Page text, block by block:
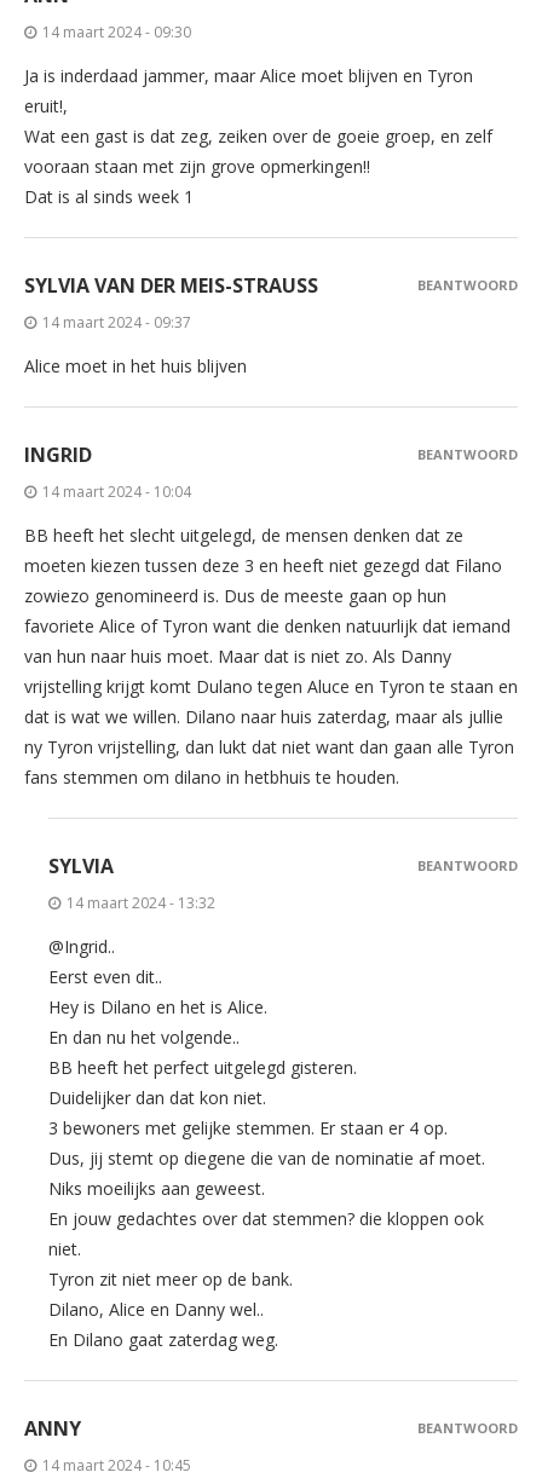
14 maart 2024 - 09:30
Ja is inderdaad jammer, maar Alice moet blijven en Tyron
eruit!,
Wat een gast is dat zeg, zeiken over de goeie groep, en zelf
vooraan staan met zijn grove opmerkingen!!
Dat is al sinds week 1
SYLVIA VAN DER MEIS-STRAUSS
14 maart 2024 - 09:37
Alice moet in het huis blijven
BEANTWOORD
INGRID
14 maart 2024 - 10:04
BB heeft het slecht uitgelegd, de mensen denken dat ze
moeten kiezen tussen deze 3 en heeft niet gezegd dat Filano
zowiezo genomineerd is. Dus de meeste gaan op hun
favoriete Alice of Tyron want die denken natuurlijk dat iemand
van hun naar huis moet. Maar dat is niet zo. Als Danny
vrijstelling krijgt komt Dulano tegen Aluce en Tyron te staan en
dat is wat we willen. Dilano naar huis zaterdag, maar als jullie
ny Tyron vrijstelling, dan lukt dat niet want dan gaan alle Tyron
fans stemmen om dilano in hetbhuis te houden.
BEANTWOORD
SYLVIA
14 maart 2024 - 13:32
@Ingrid..
Eerst even dit..
Hey is Dilano en het is Alice.
En dan nu het volgende..
BB heeft het perfect uitgelegd gisteren.
Duidelijker dan dat kon niet.
3 bewoners met gelijke stemmen. Er staan er 4 op.
Dus, jij stemt op diegene die van de nominatie af moet.
Niks moeilijks aan geweest.
En jouw gedachtes over dat stemmen? die kloppen ook
niet.
Tyron zit niet meer op de bank.
Dilano, Alice en Danny wel..
En Dilano gaat zaterdag weg.
BEANTWOORD
ANNY
14 maart 2024 - 10:45
BEANTWOORD